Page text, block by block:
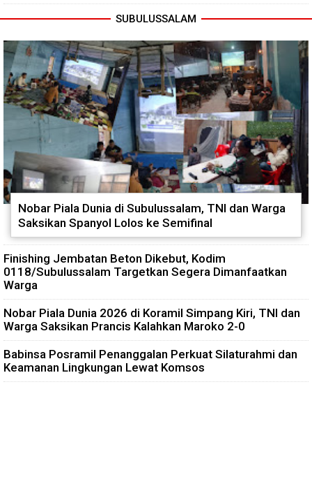
SUBULUSSALAM
Nobar Piala Dunia di Subulussalam, TNI dan Warga
Saksikan Spanyol Lolos ke Semifinal
Finishing Jembatan Beton Dikebut, Kodim
0118/Subulussalam Targetkan Segera Dimanfaatkan
Warga
Nobar Piala Dunia 2026 di Koramil Simpang Kiri, TNI dan
Warga Saksikan Prancis Kalahkan Maroko 2-0
Babinsa Posramil Penanggalan Perkuat Silaturahmi dan
Keamanan Lingkungan Lewat Komsos